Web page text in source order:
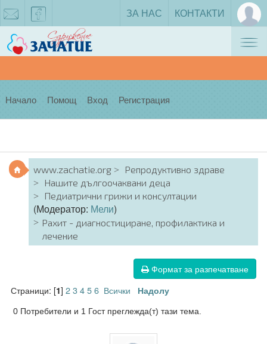
facebook
ЗА НАС КОНТАКТИ
Начало Помощ Вход Регистрация
www.zachatie.org
Репродуктивно здраве
Нашите дългоочаквани деца
Педиатрични грижи и консултации
(Модератор: Мели)
Рахит - диагностициране, профилактика и
лечение
Формат за разпечатване
Страници: [1] 23456 Всички Надолу
0 Потребители и 1 Гост преглежда(т) тази тема.